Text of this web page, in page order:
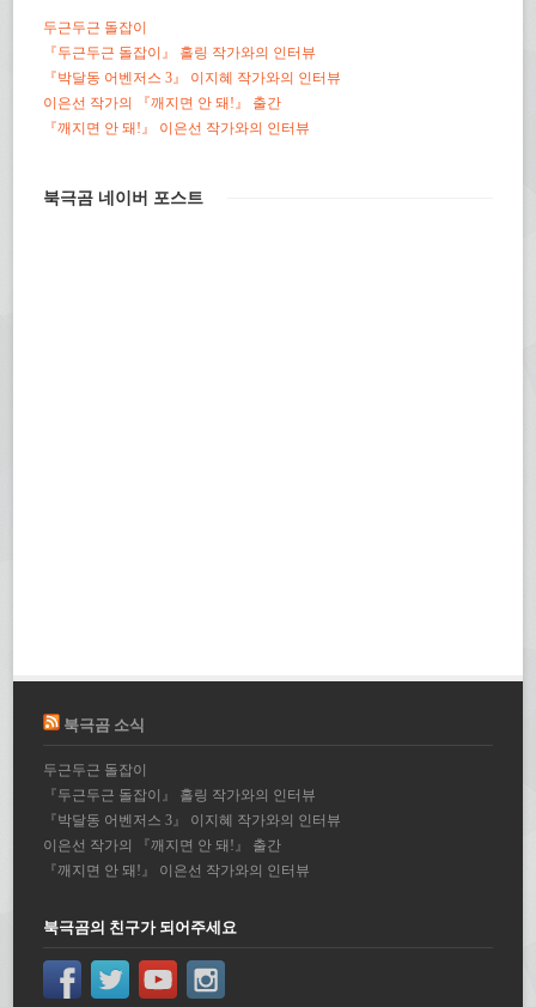
두근두근 돌잡이
『두근두근 돌잡이』 홀링 작가와의 인터뷰
『박달동 어벤저스 3』 이지혜 작가와의 인터뷰
이은선 작가의 『깨지면 안 돼!』 출간
『깨지면 안 돼!』 이은선 작가와의 인터뷰
북극곰 네이버 포스트
북극곰 소식
두근두근 돌잡이
『두근두근 돌잡이』 홀링 작가와의 인터뷰
『박달동 어벤저스 3』 이지혜 작가와의 인터뷰
이은선 작가의 『깨지면 안 돼!』 출간
『깨지면 안 돼!』 이은선 작가와의 인터뷰
북극곰의 친구가 되어주세요